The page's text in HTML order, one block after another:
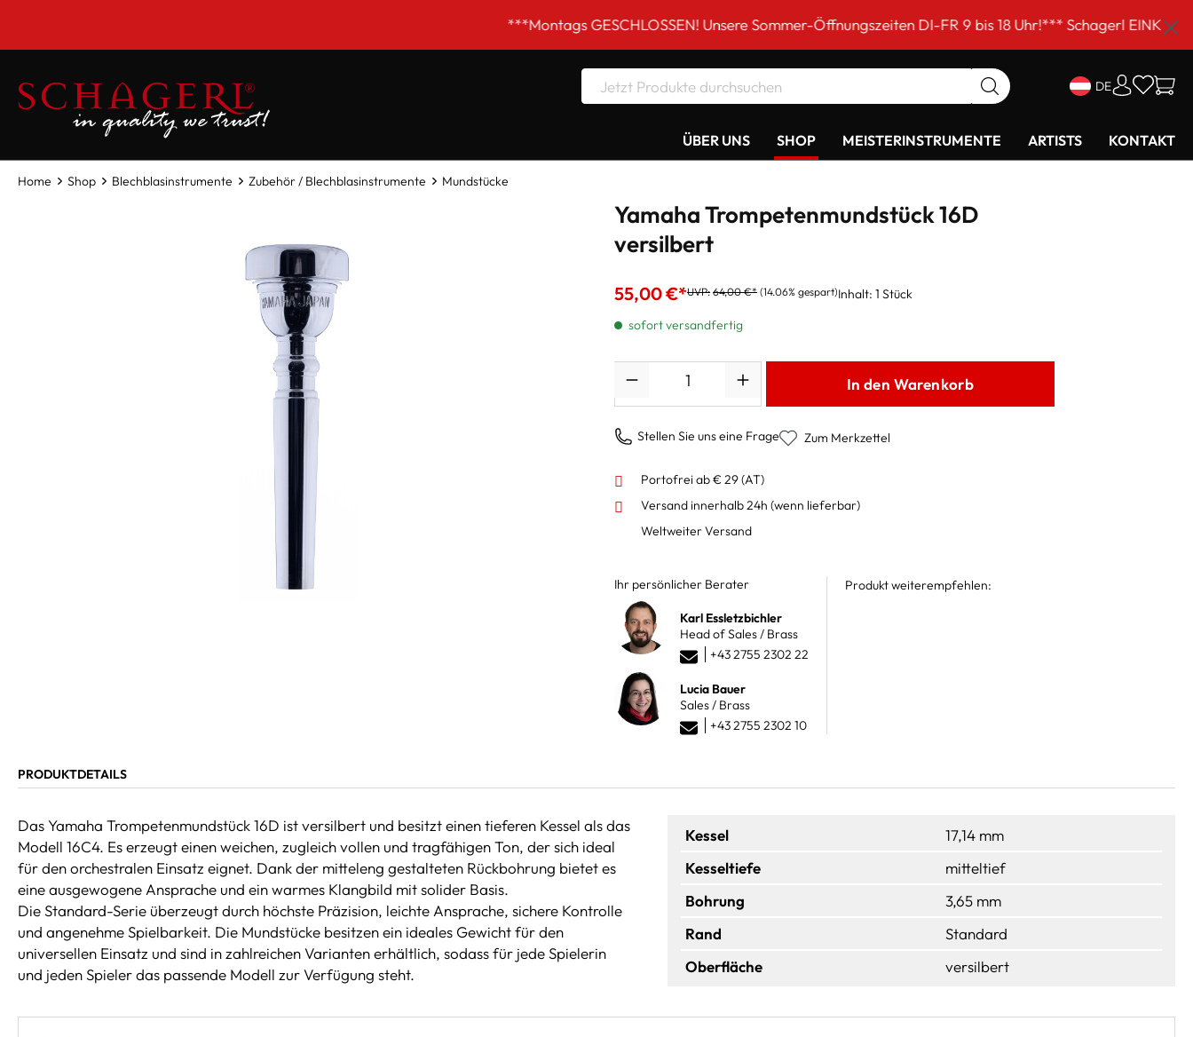
***Montags GESCHLOSSEN! Unsere Sommer-Öffnungszeiten DI-FR 9 bis 18 Uhr!*** Schagerl
DE
ÜBER UNS SHOP MEISTERINSTRUMENTE ARTISTS KONTAKT
Home Shop Blechblasinstrumente Zubehör / Blechblasinstrumente Mundstücke
Yamaha Trompetenmundstück 16D
versilbert
55,00 €*UVP: 64,00 €* (14.06% gespart)Inhalt: 1 Stück
sofort versandfertig
In den Warenkorb
Stellen Sie uns eine Frage Zum Merkzettel
Portofrei ab € 29 (AT)
Versand innerhalb 24h (wenn lieferbar)
Weltweiter Versand
Ihr persönlicher Berater
Karl Essletzbichler
Head of Sales / Brass
+43 2755 2302 22
Lucia Bauer
Sales / Brass
+43 2755 2302 10
Produkt weiterempfehlen:
PRODUKTDETAILS
Das Yamaha Trompetenmundstück 16D ist versilbert und besitzt einen tieferen Kessel als das
Modell 16C4. Es erzeugt einen weichen, zugleich vollen und tragfähigen Ton, der sich ideal
für den orchestralen Einsatz eignet. Dank der mitteleng gestalteten Rückbohrung bietet es
eine ausgewogene Ansprache und ein warmes Klangbild mit solider Basis.
Die Standard-Serie überzeugt durch höchste Präzision, leichte Ansprache, sichere Kontrolle
und angenehme Spielbarkeit. Die Mundstücke besitzen ein ideales Gewicht für den
universellen Einsatz und sind in zahlreichen Varianten erhältlich, sodass für jede Spielerin
und jeden Spieler das passende Modell zur Verfügung steht.
Kessel
17,14 mm
Kesseltiefe
mitteltief
Bohrung
3,65 mm
Rand
Standard
Oberfläche
versilbert